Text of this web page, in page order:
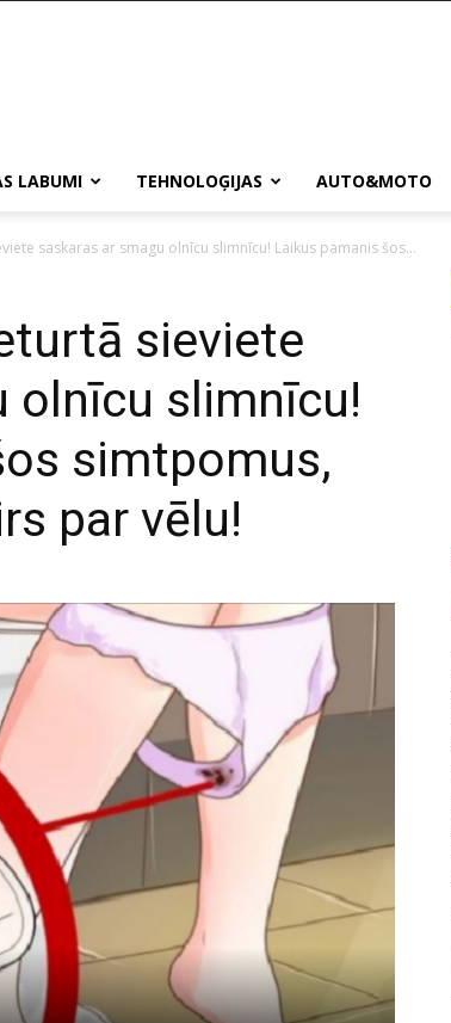
LABUMI TEHNOLOĢIJAS AUTO&MOTO
saskaras ar smagu olnīcu slimnīcu! Laikus pamanis šos...
sieviete
olnīcu slimnīcu!
simtpomus,
par vēlu!